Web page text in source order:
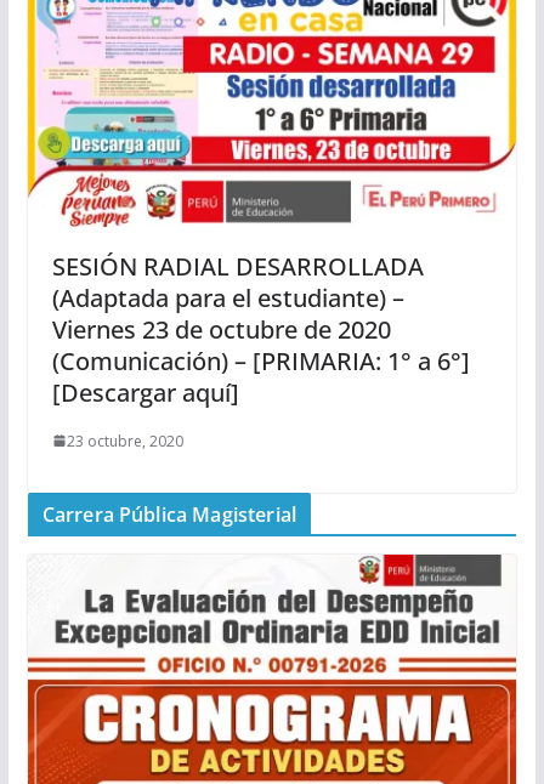
SESIÓN RADIAL DESARROLLADA
(Adaptada para el estudiante) –
Viernes 23 de octubre de 2020
(Comunicación) – [PRIMARIA: 1° a 6°]
[Descargar aquí]
23 octubre, 2020
Carrera Pública Magisterial